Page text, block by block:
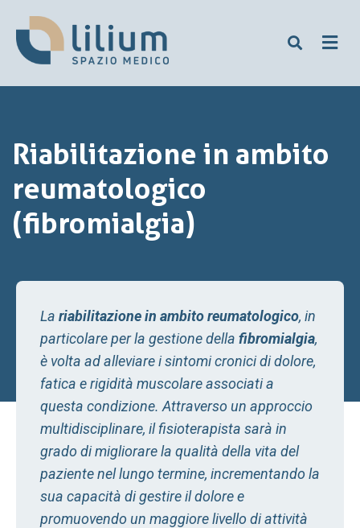
Riabilitazione in ambito
reumatologico
(fibromialgia)
La riabilitazione in ambito reumatologico, in
particolare per la gestione della fibromialgia,
è volta ad alleviare i sintomi cronici di dolore,
fatica e rigidità muscolare associati a
questa condizione. Attraverso un approccio
multidisciplinare, il fisioterapista sarà in
grado di migliorare la qualità della vita del
paziente nel lungo termine, incrementando la
sua capacità di gestire il dolore e
promuovendo un maggiore livello di attività